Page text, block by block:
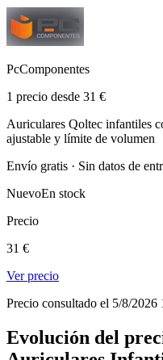
PcComponentes
1 precio desde 31 €
Auriculares Qoltec infantiles
ajustable y límite de volumen
Envío gratis · Sin datos de
NuevoEn stock
Precio
31 €
Ver precio
Precio consultado el 5/8/2026
Evolución del